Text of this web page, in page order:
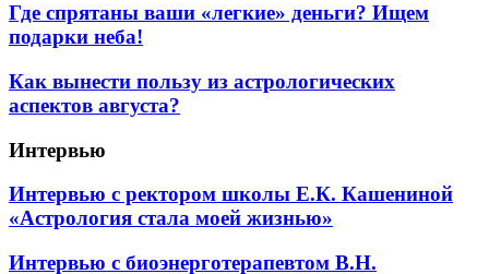
Где спрятаны ваши «легкие» деньги? Ищем
подарки неба!
Как вынести пользу из астрологических
аспектов августа?
Интервью
Интервью с ректором школы Е.К. Кашениной
«Астрология стала моей жизнью»
Интервью с биоэнерготерапевтом В.Н.